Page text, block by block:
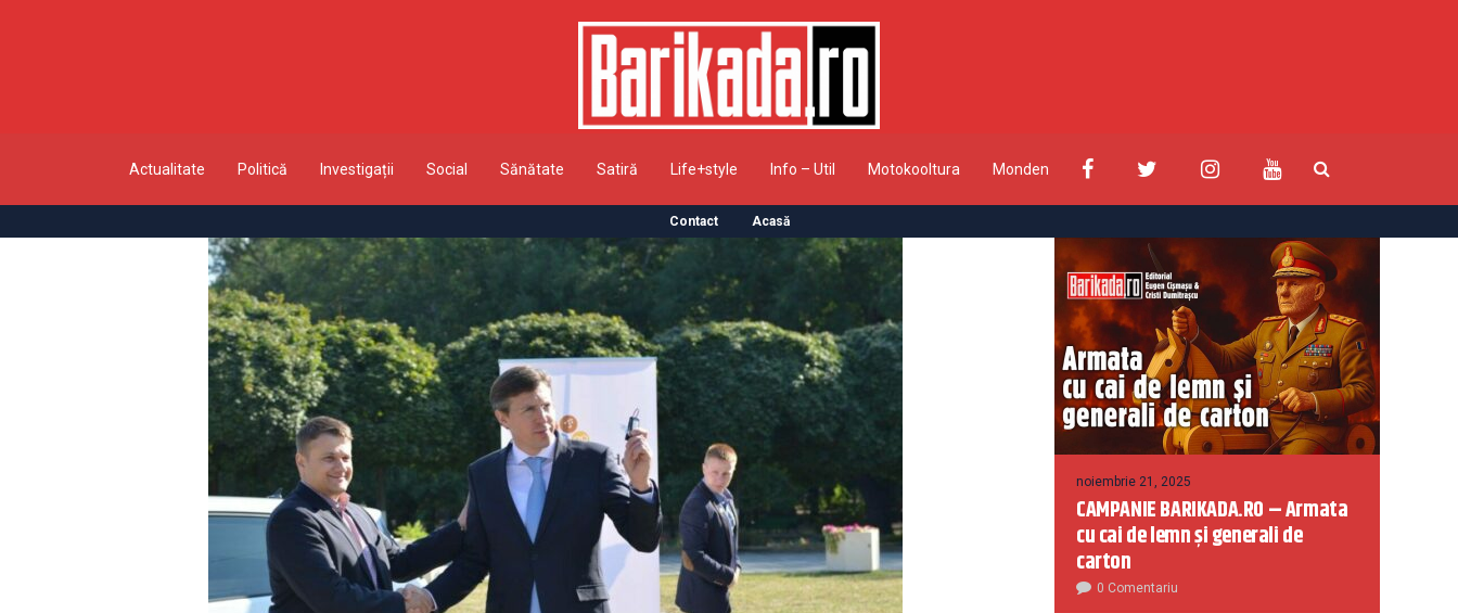
Actualitate Politică Investigații Social Sănătate Satiră Life+style Info – Util Motokooltura Monden
Contact Acasă
noiembrie 21, 2025
CAMPANIE BARIKADA.RO – Armata
cu cai de lemn și generali de
carton
0 Comentariu